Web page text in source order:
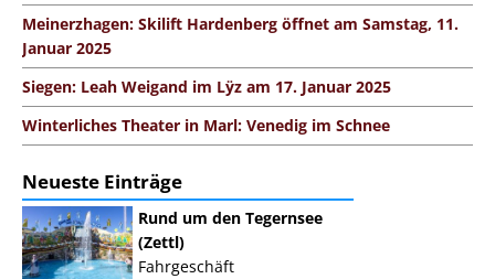
Meinerzhagen: Skilift Hardenberg öffnet am Samstag, 11.
Januar 2025
Siegen: Leah Weigand im Lÿz am 17. Januar 2025
Winterliches Theater in Marl: Venedig im Schnee
Neueste Einträge
Rund um den Tegernsee
(Zettl)
Fahrgeschäft